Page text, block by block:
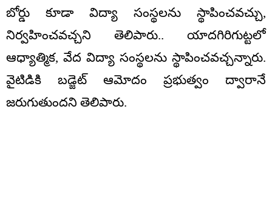
బోర్డు కూడా విద్యా సంస్థలను స్థాపించవచ్చు,
నిర్వహించవచ్చని తెలిపారు.. యాదగిరిగుట్టలో
ఆధ్యాత్మిక, వేద విద్యా సంస్థలను స్థాపించవచ్చన్నారు.
వైటిడికి బడ్జెట్‌ ఆమోదం ప్రభుత్వం ద్వారానే
జరుగుతుందని తెలిపారు.